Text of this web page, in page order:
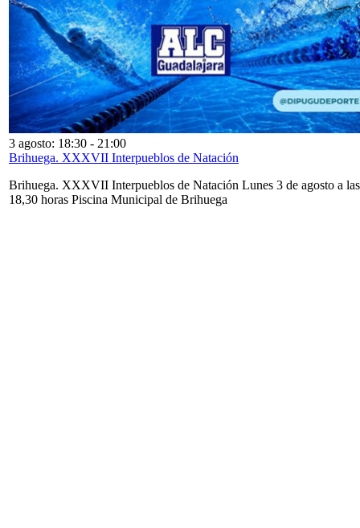
3 agosto: 18:30 - 21:00
Brihuega. XXXVII Interpueblos de Natación
Brihuega. XXXVII Interpueblos de Natación Lunes 3 de agosto a las
18,30 horas Piscina Municipal de Brihuega